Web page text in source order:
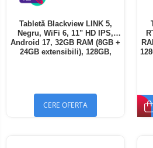
Tabletă Blackview LINK 5,
Negru, WiFi 6, 11" HD IPS,
Android 17, 32GB RAM (8GB +
24GB extensibili), 128GB,
CERE OFERTA